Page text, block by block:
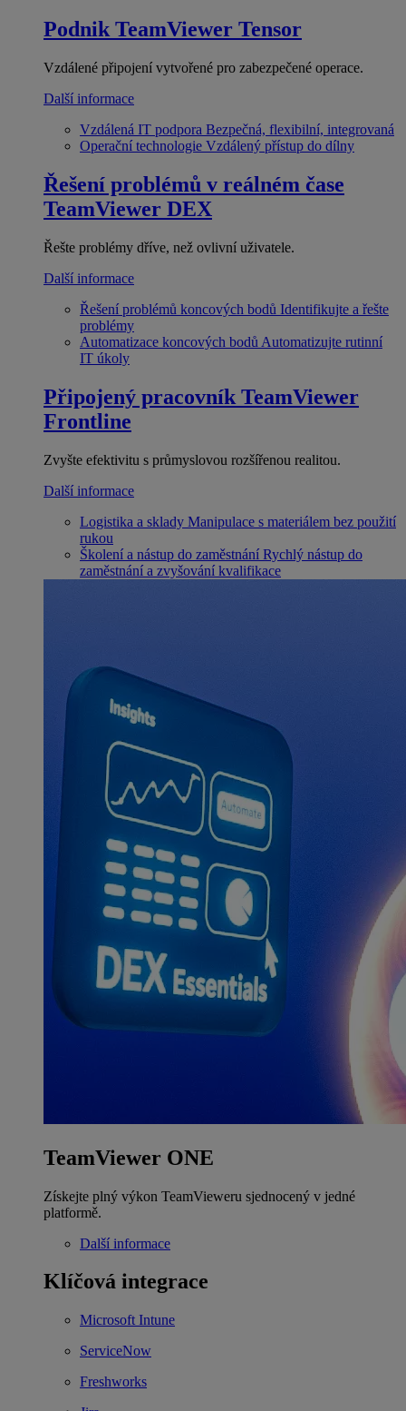
Podnik TeamViewer Tensor
Vzdálené připojení vytvořené pro zabezpečené operace.
Další informace
Vzdálená IT podpora Bezpečná, flexibilní, integrovaná
Operační technologie Vzdálený přístup do dílny
Řešení problémů v reálném čase
TeamViewer DEX
Řešte problémy dříve, než ovlivní uživatele.
Další informace
Řešení problémů koncových bodů Identifikujte a řešte
problémy
Automatizace koncových bodů Automatizujte rutinní
IT úkoly
Připojený pracovník TeamViewer
Frontline
Zvyšte efektivitu s průmyslovou rozšířenou realitou.
Další informace
Logistika a sklady Manipulace s materiálem bez použití
rukou
Školení a nástup do zaměstnání Rychlý nástup do
zaměstnání a zvyšování kvalifikace
TeamViewer ONE
Získejte plný výkon TeamVieweru sjednocený v jedné
platformě.
Další informace
Klíčová integrace
Microsoft Intune
ServiceNow
Freshworks